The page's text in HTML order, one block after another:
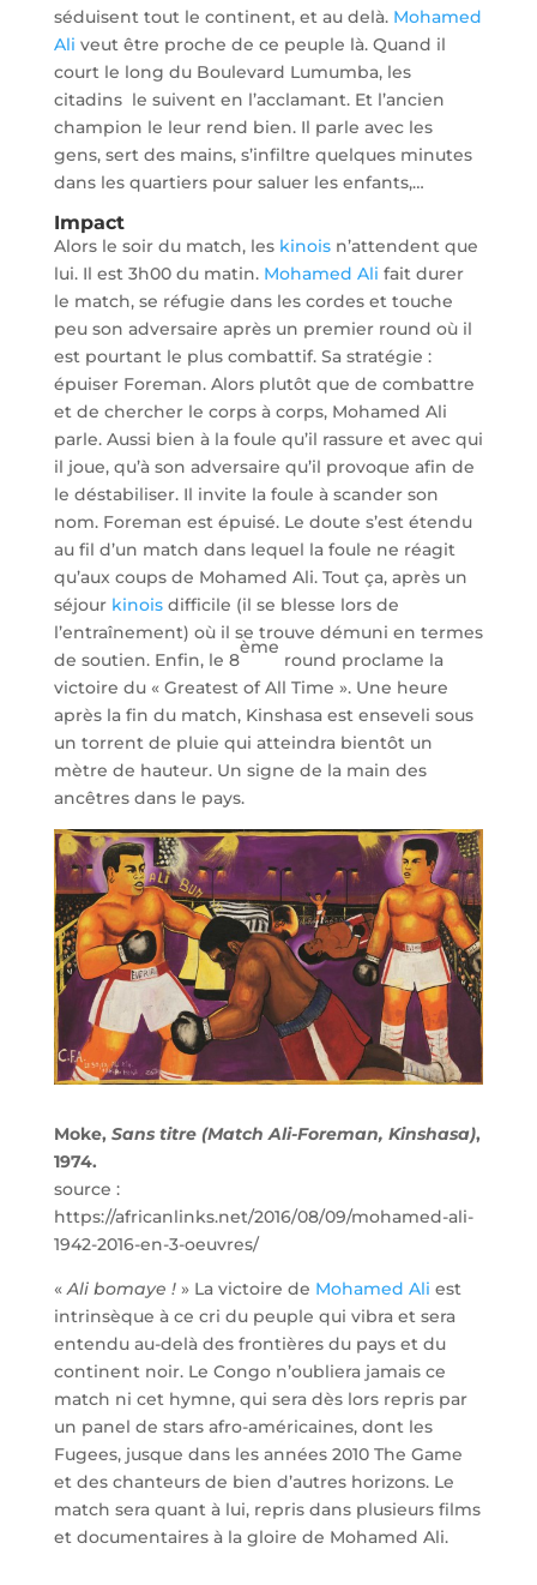
séduisent tout le continent, et au delà. Mohamed
Ali veut être proche de ce peuple là. Quand il
court le long du Boulevard Lumumba, les
citadins le suivent en l’acclamant. Et l’ancien
champion le leur rend bien. Il parle avec les
gens, sert des mains, s’infiltre quelques minutes
dans les quartiers pour saluer les enfants,…
Impact
Alors le soir du match, les kinoisn’attendent que
lui. Il est 3h00 du matin. Mohamed Ali fait durer
le match, se réfugie dans les cordes et touche
peu son adversaire après un premier round où il
est pourtant le plus combattif. Sa stratégie :
épuiser Foreman. Alors plutôt que de combattre
et de chercher le corps à corps, Mohamed Ali
parle. Aussi bien à la foule qu’il rassure et avec qui
il joue, qu’à son adversaire qu’il provoque afin de
le déstabiliser. Il invite la foule à scander son
nom. Foreman est épuisé. Le doute s’est étendu
au fil d’un match dans lequel la foule ne réagit
qu’aux coups de Mohamed Ali. Tout ça, après un
séjour kinoisdifficile (il se blesse lors de
l’entraînement) où il se trouve démuni en termes
de soutien. Enfin, le 8
ème
round proclame la
victoire du « Greatest of All Time ». Une heure
après la fin du match, Kinshasa est enseveli sous
un torrent de pluie qui atteindra bientôt un
mètre de hauteur. Un signe de la main des
ancêtres dans le pays.
Moke, Sans titre (Match Ali-Foreman, Kinshasa),
1974.
source :
https://africanlinks.net/2016/08/09/mohamed-ali-
1942-2016-en-3-oeuvres/
«Ali bomaye !» La victoire de Mohamed Ali est
intrinsèque à ce cri du peuple qui vibra et sera
entendu au-delà des frontières du pays et du
continent noir. Le Congo n’oubliera jamais ce
match ni cet hymne, qui sera dès lors repris par
un panel de stars afro-américaines, dont les
Fugees, jusque dans les années 2010 The Game
et des chanteurs de bien d’autres horizons. Le
match sera quant à lui, repris dans plusieurs films
et documentaires à la gloire de Mohamed Ali.